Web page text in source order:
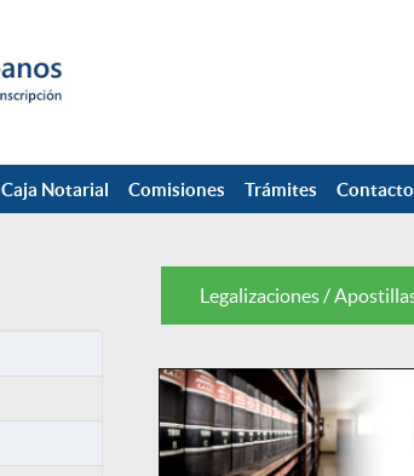
Caja Notarial Comisiones Trámites Contacto